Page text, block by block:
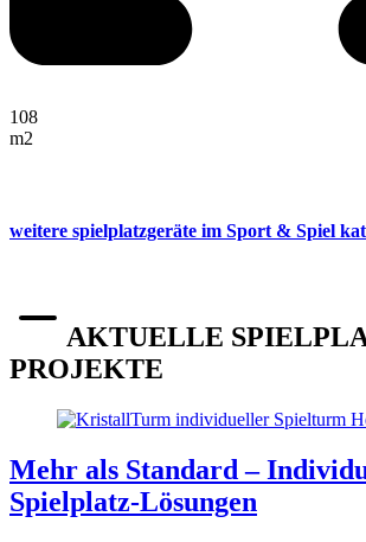
108
m2
weitere spielplatzgeräte im Sport & Spiel
AKTUELLE
PROJEKTE
Mehr als Standard –
Spielplatz-Lösungen